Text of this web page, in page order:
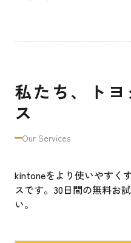
私たち、ト
ス
Our Services
kintoneをより使いやすく
スです。30日間の無料お
い。